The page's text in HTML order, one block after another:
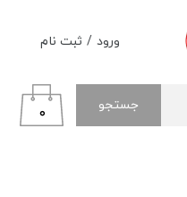
ورود / ثبت نام
جستجو ۰